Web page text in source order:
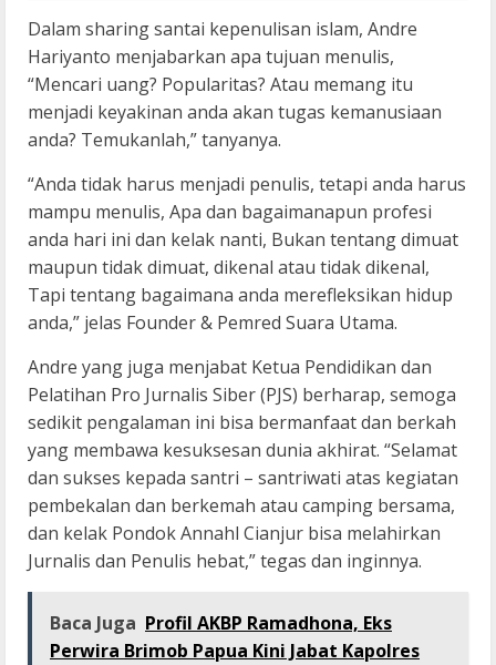
Dalam sharing santai kepenulisan islam, Andre
Hariyanto menjabarkan apa tujuan menulis,
“Mencari uang? Popularitas? Atau memang itu
menjadi keyakinan anda akan tugas kemanusiaan
anda? Temukanlah,” tanyanya.
“Anda tidak harus menjadi penulis, tetapi anda harus
mampu menulis, Apa dan bagaimanapun profesi
anda hari ini dan kelak nanti, Bukan tentang dimuat
maupun tidak dimuat, dikenal atau tidak dikenal,
Tapi tentang bagaimana anda merefleksikan hidup
anda,” jelas Founder & Pemred Suara Utama.
Andre yang juga menjabat Ketua Pendidikan dan
Pelatihan Pro Jurnalis Siber (PJS) berharap, semoga
sedikit pengalaman ini bisa bermanfaat dan berkah
yang membawa kesuksesan dunia akhirat. “Selamat
dan sukses kepada santri – santriwati atas kegiatan
pembekalan dan berkemah atau camping bersama,
dan kelak Pondok Annahl Cianjur bisa melahirkan
Jurnalis dan Penulis hebat,” tegas dan inginnya.
Baca Juga Profil AKBP Ramadhona, Eks
Perwira Brimob Papua Kini Jabat Kapolres